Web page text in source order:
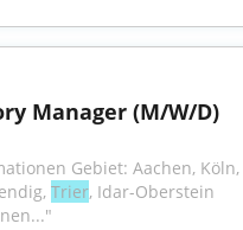
Manager (M/W/D)
Gebiet: Aachen, Köln,
Trier, Idar-Oberstein